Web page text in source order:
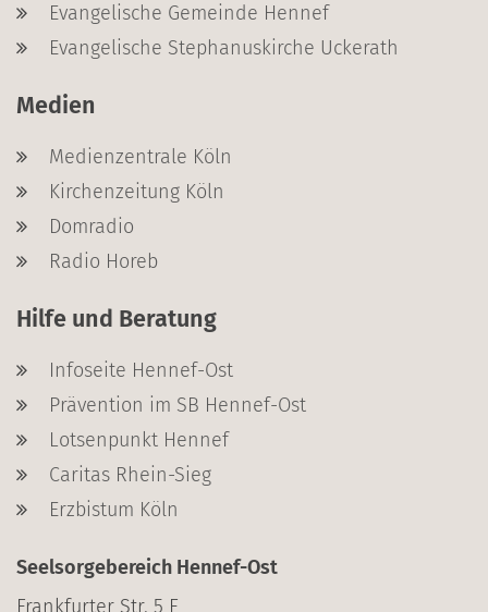
Evangelische Gemeinde Hennef
Evangelische Stephanuskirche Uckerath
Medien
Medienzentrale Köln
Kirchenzeitung Köln
Domradio
Radio Horeb
Hilfe und Beratung
Infoseite Hennef-Ost
Prävention im SB Hennef-Ost
Lotsenpunkt Hennef
Caritas Rhein-Sieg
Erzbistum Köln
Seelsorgebereich Hennef-Ost
Frankfurter Str. 5 F